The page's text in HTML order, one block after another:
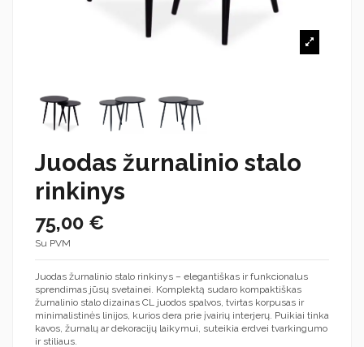
Juodas žurnalinio stalo
rinkinys
75,00 €
Su PVM
Juodas žurnalinio stalo rinkinys – elegantiškas ir funkcionalus
sprendimas jūsų svetainei. Komplektą sudaro kompaktiškas
žurnalinio stalo dizainas CL juodos spalvos, tvirtas korpusas ir
minimalistinės linijos, kurios dera prie įvairių interjerų. Puikiai tinka
kavos, žurnalų ar dekoracijų laikymui, suteikia erdvei tvarkingumo
ir stiliaus.